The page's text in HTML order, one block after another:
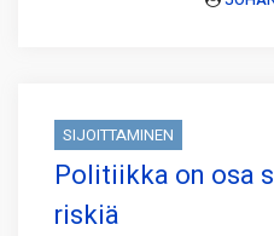
SIJOITTAMINEN
Politiikka on osa
riskiä